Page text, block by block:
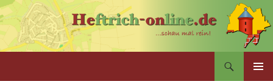
Zum
Inhalt
springen